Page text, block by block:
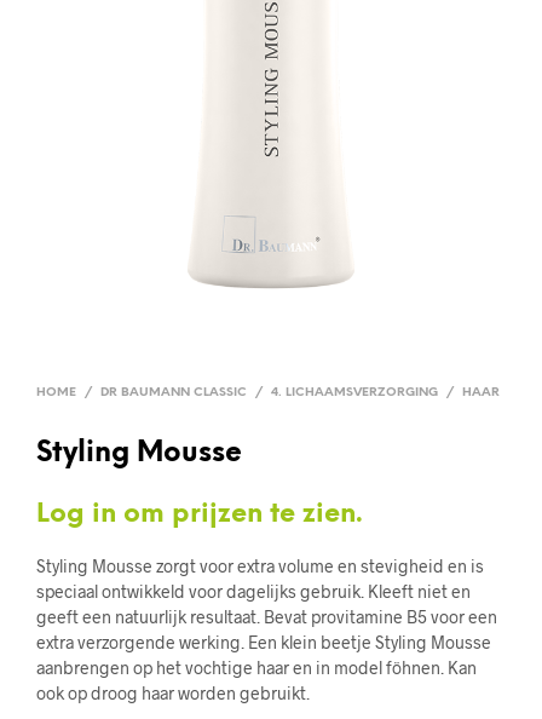
HOME / DR BAUMANN CLASSIC / 4. LICHAAMSVERZORGING / HAAR
Styling Mousse
Log in om prijzen te zien.
Styling Mousse zorgt voor extra volume en stevigheid en is
speciaal ontwikkeld voor dagelijks gebruik. Kleeft niet en
geeft een natuurlijk resultaat. Bevat provitamine B5 voor een
extra verzorgende werking. Een klein beetje Styling Mousse
aanbrengen op het vochtige haar en in model föhnen. Kan
ook op droog haar worden gebruikt.